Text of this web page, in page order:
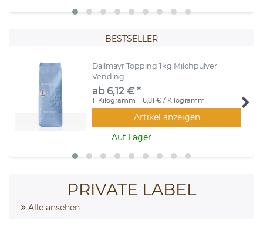
BESTSELLER
Dallmayr Topping 1kg Milchpulver
Vending
ab 6,12 € *
1 Kilogramm | 6,81 € / Kilogramm
Artikel anzeigen
Auf Lager
PRIVATE LABEL
Alle ansehen